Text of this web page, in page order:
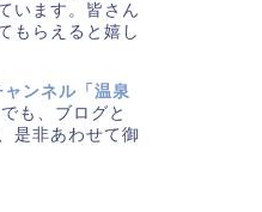
います。皆さん
もらえると嬉し
ンネル「温泉
でも、ブログと
是非あわせて御